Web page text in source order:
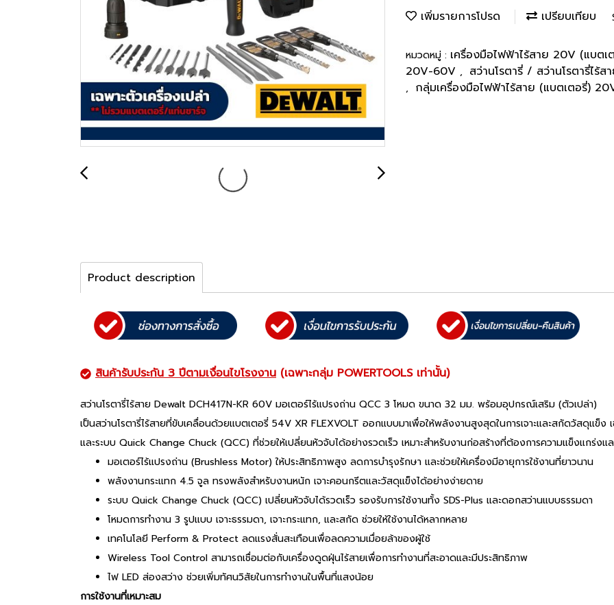
เพิ่มรายการโปรด เปรียบเทียบ
หมวดหมู่ : เครื่องมือไฟฟ้าไร้สาย 20V (แบต
20V-60V , สว่านโรตารี่ / สว่านโรตารี่ไร้
, กลุ่มเครื่องมือไฟฟ้าไร้สาย (แบตเตอรี่)
Product description
สินค้ารับประกัน 3 ปีตามเงื่อนไขโรงงาน (เฉพาะกลุ่ม POWERTOOLS เท่านั้น)
สว่านโรตารี่ไร้สาย Dewalt DCH417N-KR 60V มอเตอร์ไร้แปรงถ่าน QCC 3 โหมด ขนาด 32 มม. พร้อมอุปกรณ์เสริม (ตัวเปล่า)
เป็นสว่านโรตารี่ไร้สายที่ขับเคลื่อนด้วยแบตเตอรี่ 54V XR FLEXVOLT ออกแบบมาเพื่อให้พลังงานสูงสุดในการเจาะและสกัดวัสดุแ
และระบบ Quick Change Chuck (QCC) ที่ช่วยให้เปลี่ยนหัวจับได้อย่างรวดเร็ว เหมาะสำหรับงานก่อสร้างที่ต้องการความแข็งแกร่งแ
มอเตอร์ไร้แปรงถ่าน (Brushless Motor) ให้ประสิทธิภาพสูง ลดการบำรุงรักษา และช่วยให้เครื่องมีอายุการใช้งานที่ยาวนาน
พลังงานกระแทก 4.5 จูล ทรงพลังสำหรับงานหนัก เจาะคอนกรีตและวัสดุแข็งได้อย่างง่ายดาย
ระบบ Quick Change Chuck (QCC) เปลี่ยนหัวจับได้รวดเร็ว รองรับการใช้งานทั้ง SDS-Plus และดอกสว่านแบบธรรมดา
โหมดการทำงาน 3 รูปแบบ เจาะธรรมดา, เจาะกระแทก, และสกัด ช่วยให้ใช้งานได้หลากหลาย
เทคโนโลยี Perform & Protect ลดแรงสั่นสะเทือนเพื่อลดความเมื่อยล้าของผู้ใช้
Wireless Tool Control สามารถเชื่อมต่อกับเครื่องดูดฝุ่นไร้สายเพื่อการทำงานที่สะอาดและมีประสิทธิภาพ
ไฟ LED ส่องสว่าง ช่วยเพิ่มทัศนวิสัยในการทำงานในพื้นที่แสงน้อย
การใช้งานที่เหมาะสม